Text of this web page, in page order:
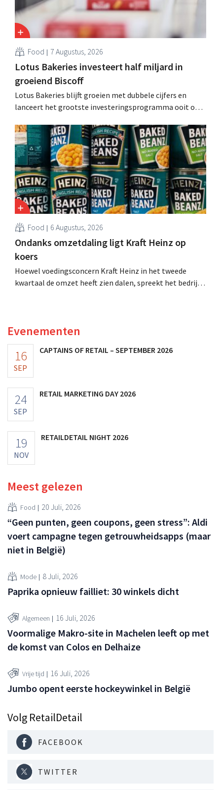
Food 7 Augustus, 2026
Lotus Bakeries investeert half miljard in
groeiend Biscoff
Lotus Bakeries blijft groeien met dubbele cijfers en
lanceert het grootste investeringsprogramma ooit om
moeten dit momentum grijpen”.
Food 6 Augustus, 2026
Ondanks omzetdaling ligt Kraft Heinz op
koers
Hoewel voedingsconcern Kraft Heinz in het tweede
kwartaal de omzet heeft zien dalen, spreekt het bedrijf
Evenementen
16
SEP
CAPTAINS OF RETAIL – SEPTEMBER 2026
24
SEP
RETAIL MARKETING DAY 2026
19
NOV
RETAILDETAIL NIGHT 2026
Meest gelezen
Food 20 Juli, 2026
“Geen punten, geen coupons, geen stress”: Aldi
voert campagne tegen getrouwheidsapps (maar
niet in België)
Mode 8 Juli, 2026
Paprika opnieuw failliet: 30 winkels dicht
Algemeen 16 Juli, 2026
Voormalige Makro-site in Machelen leeft op met
de komst van Colos en Delhaize
Vrije tijd 16 Juli, 2026
Jumbo opent eerste hockeywinkel in België
Volg RetailDetail
FACEBOOK
TWITTER